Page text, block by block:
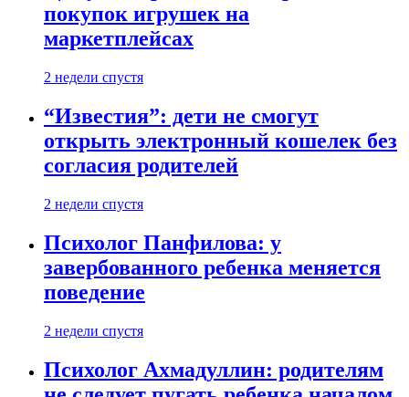
покупок игрушек на
маркетплейсах
2 недели спустя
“Известия”: дети не смогут
открыть электронный кошелек без
согласия родителей
2 недели спустя
Психолог Панфилова: у
завербованного ребенка меняется
поведение
2 недели спустя
Психолог Ахмадуллин: родителям